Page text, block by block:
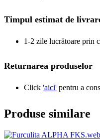
Timpul estimat de
1-2 zile lucrătoare prin
Returnarea produselor
Click 'aici' pentru a
Produse similare